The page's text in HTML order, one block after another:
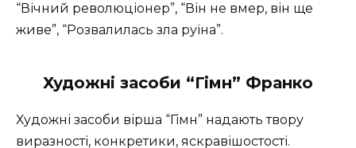
“Вічний революціонер”, “Він не вмер, він ще
живе”, “Розвалилась зла руїна”.
Художні засоби “Гімн” Франко
Художні засоби вірша “Гімн” надають твору
виразності, конкретики, яскравішостості.